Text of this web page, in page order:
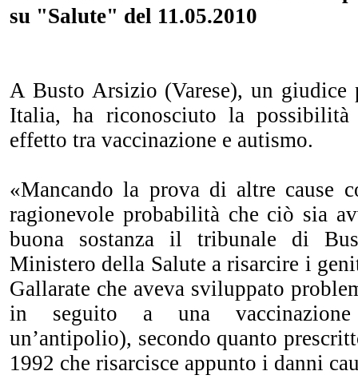
su "Salute" del 11.05.2010
A Busto Arsizio (Varese), un
Italia, ha riconosciuto la possibilità
effetto tra vaccinazione e autismo.
«Mancando la prova di altre cause
ragionevole probabilità che ciò sia
buona sostanza il tribunale di
Ministero della Salute a risarcire i
Gallarate che aveva sviluppato
in seguito a una
un’antipolio), secondo quanto
1992 che risarcisce appunto i danni